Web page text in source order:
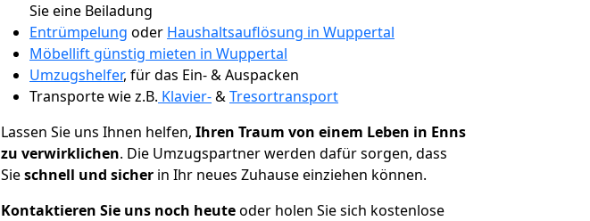
Sie eine Beiladung
Entrümpelung oder Haushaltsauflösung in Wuppertal
Möbellift günstig mieten in Wuppertal
Umzugshelfer, für das Ein- & Auspacken
Transporte wie z.B. Klavier-&Tresortransport
Lassen Sie uns Ihnen helfen, Ihren Traum von einem Leben in Enns
zu verwirklichen. Die Umzugspartner werden dafür sorgen, dass
Sieschnell und sicher in Ihr neues Zuhause einziehen können.
Kontaktieren Sie uns noch heuteoder holen Sie sich kostenlose